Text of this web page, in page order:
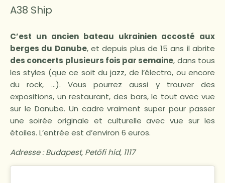
A38 Ship
C’est un ancien bateau ukrainien accosté aux
berges du Danube, et depuis plus de 15 ans il abrite
des concerts plusieurs fois par semaine, dans tous
les styles (que ce soit du jazz, de l’électro, ou encore
du rock, …). Vous pourrez aussi y trouver des
expositions, un restaurant, des bars, le tout avec vue
sur le Danube. Un cadre vraiment super pour passer
une soirée originale et culturelle avec vue sur les
étoiles. L’entrée est d’environ 6 euros.
Adresse : Budapest, Petőfi híd, 1117